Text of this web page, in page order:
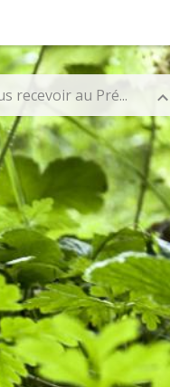
recevoir au Pré...